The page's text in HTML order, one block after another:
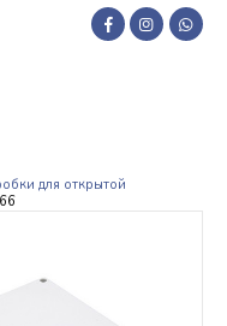
для открытой